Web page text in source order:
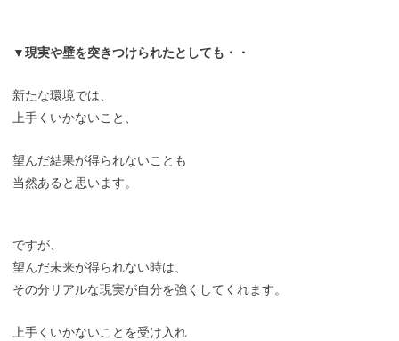
▼現実や壁を突きつけられたとしても・・
新たな環境では、
上手くいかないこと、
望んだ結果が得られないことも
当然あると思います。
ですが、
望んだ未来が得られない時は、
その分リアルな現実が自分を強くしてくれます。
上手くいかないことを受け入れ